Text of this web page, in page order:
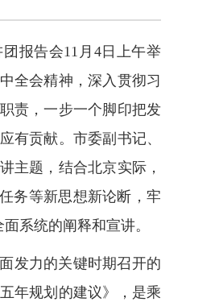
报告会11月4日上午举
全会精神，深入贯彻习
责，一步一个脚印把发
有贡献。市委副书记、
主题，结合北京实际，
务等新思想新论断，牢
系统的阐释和宣讲。
发力的关键时期召开的
年规划的建议》，是乘